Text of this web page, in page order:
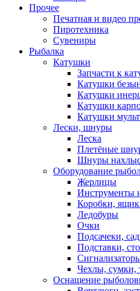
Прочее
Печатная и видео
Пиротехника
Сувениры
Рыбалка
Катушки
Запчасти к
Катушки
Катушки
Катушки
Катушки
Лески, шнуры
Леска
Плетёные
Шнуры
Оборудование
Жерлицы
Инструменты
Коробки,
Ледобуры
Очки
Подсачеки,
Подставки,
Чехлы, сумки,
Оснащение